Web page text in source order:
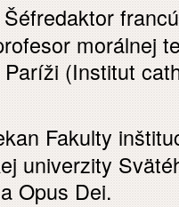
morálnej
(Institut
Fakulty
univerzity
Opus Dei.